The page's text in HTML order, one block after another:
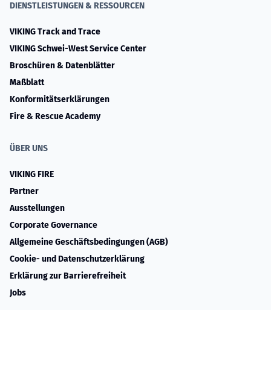
DIENSTLEISTUNGEN & RESSOURCEN
VIKING Track and Trace
VIKING Schwei-West Service Center
Broschüren & Datenblätter
Maßblatt
Konformitätserklärungen
Fire & Rescue Academy
ÜBER UNS
VIKING FIRE
Partner
Ausstellungen
Corporate Governance
Allgemeine Geschäftsbedingungen (AGB)
Cookie- und Datenschutzerklärung
Erklärung zur Barrierefreiheit
Jobs